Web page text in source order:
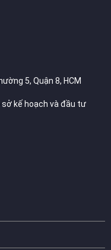
5, Quận 8, HCM
sở kế hoạch và đầu tư